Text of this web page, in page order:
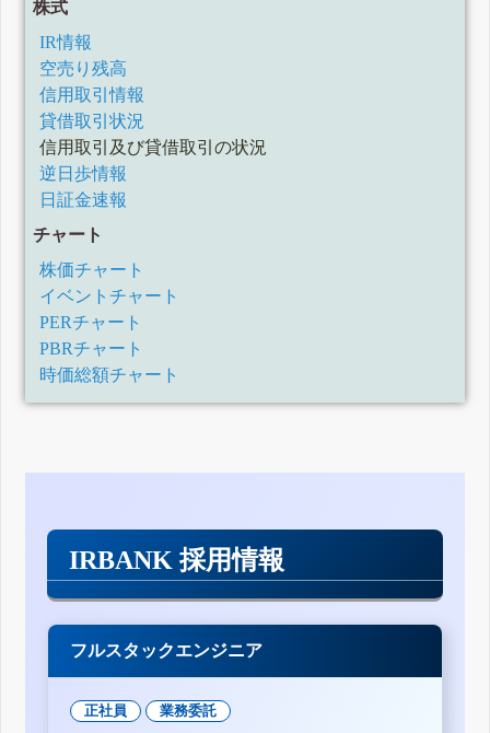
株式
IR情報
空売り残高
信用取引情報
貸借取引状況
信用取引及び貸借取引の状況
逆日歩情報
日証金速報
チャート
株価チャート
イベントチャート
PERチャート
PBRチャート
時価総額チャート
IRBANK 採用情報
フルスタックエンジニア
正社員 業務委託